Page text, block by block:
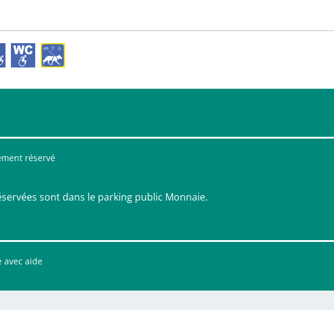
réservé
sont dans le parking public Monnaie.
avec aide